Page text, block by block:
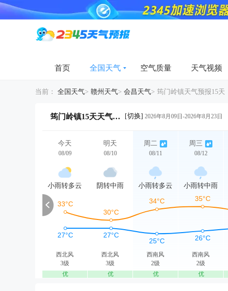
首页 全国天气 空气质量 天气视频
当前： 全国天气> 赣州天气> 会昌天气> 筠门岭镇天气预报15天
筠门岭镇15天天气详情 [切换] 2026年8月09日-2026年8月23日
今天
08/09
小雨转多云
西北风
3级
优
明天
08/10
阴转中雨
西北风
3级
优
周二
08/11
小雨转多云
西南风
2级
优
周三
08/12
小雨转中雨
西南风
2级
优